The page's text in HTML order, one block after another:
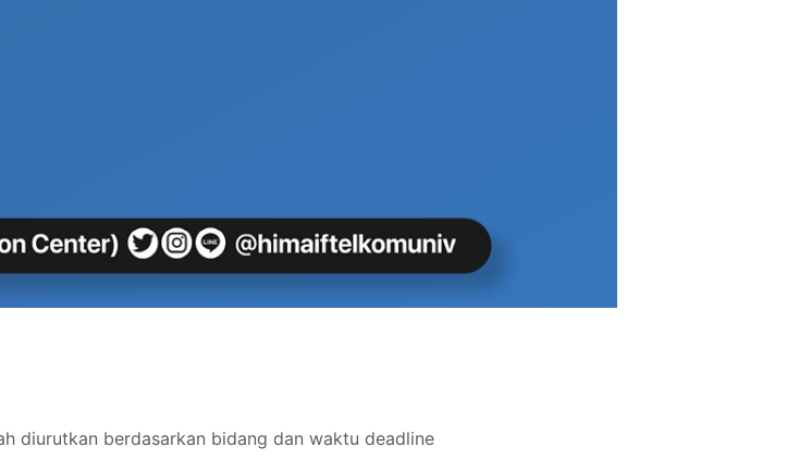
diurutkan berdasarkan bidang dan waktu deadline